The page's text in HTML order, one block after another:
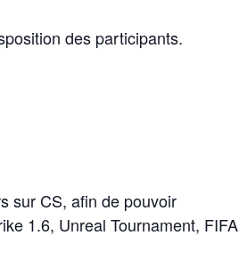
des participants.
sur CS, afin de pouvoir
1.6, Unreal Tournament, FIFA